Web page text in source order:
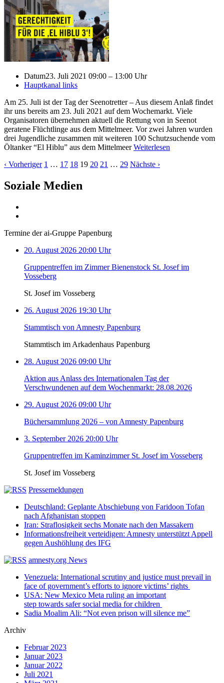
Datum23. Juli 2021 09:00 – 13:00 Uhr
Hauptkanal links
Am 25. Juli ist der Tag der Seenotretter – Aus diesem Anlaß findet
ihr uns bereits am 23. Juli 2021 auf dem Wochemarkt. Viele
Organisatoren übernehmen aktuell die Rettung von in Seenot
geratene Flüchtlinge aus dem Mittelmeer. Vor zwei Jahren wurden
drei Jugendliche zusammen mit weiteren 100 Schutzsuchende vom
Öltanker “El Hiblu” aus dem MittelmeerWeiterlesen
‹ Vorheriger 1 … 17 18 19 20 21 … 29 Nächste ›
Soziale Medien
Termine der ai-Gruppe Papenburg
20. August 2026 20:00 Uhr
Gruppentreffen im Zimmer Bienenstock St. Josef im
Vosseberg
St. Josef im Vosseberg
26. August 2026 19:30 Uhr
Stammtisch von Amnesty Papenburg
Stammtisch im Arkadenhaus Papenburg
28. August 2026 09:00 Uhr
Aktion aus Anlass des Internationalen Tag der
Verschwundenen auf dem Wochenmarkt: 28.08.2026
29. August 2026 09:00 Uhr
Büchersammlung 2026 – von Amnesty Papenburg
3. September 2026 20:00 Uhr
Gruppentreffen im Kaminzimmer St. Josef im Vosseberg
St. Josef im Vosseberg
Pressemeldungen
Deutschland: Geplante Abschiebung von Faridoon Tofan
nach Afghanistan stoppen
Iran: Straflosigkeit sechs Monate nach den Massakern
Informationsfreiheit verteidigen: Amnesty unterstützt Appell
gegen Aushöhlung des IFG
amnesty.org News
Venezuela: International scrutiny and justice must prevail in
face of government’s efforts to ignore victims’ rights
USA: New Mexico Meta ruling an important
step towards safer social media for children
Sadia Moalim Ali: “Not even prison will silence me”
Archiv
Februar 2023
Januar 2023
Januar 2022
Juli 2021